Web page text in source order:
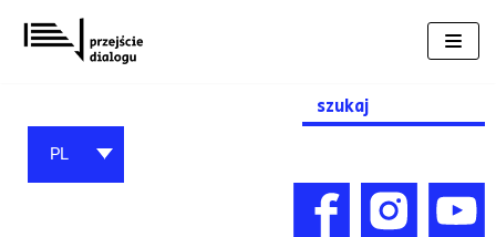
Przejdź
do
Search
for:
PL